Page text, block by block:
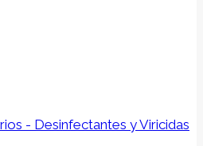
- Desinfectantes y Viricidas